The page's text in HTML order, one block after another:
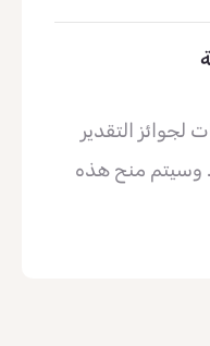
لجوائز التقدير
وسيتم منح هذه